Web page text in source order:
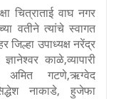
चित्राताई वाघ नगर
वतीने त्यांचे स्वागत
जिल्हा उपाध्यक्ष नरेंद्र
ज्ञानेश्वर काळे,व्यापारी
अमित गटणे,ऋग्वेद
नाकाडे, हुजेफा